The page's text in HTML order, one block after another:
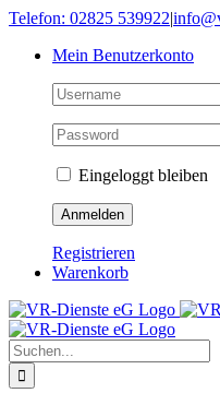
Skip
content
Telefon: 02825 539922|
Mein Benutzerkonto
Eingeloggt bleiben
Registrieren
Warenkorb
Suche
nach: